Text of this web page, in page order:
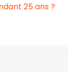
25 ans ?